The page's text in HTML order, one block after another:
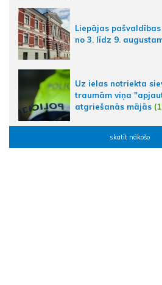
Liepājas
no 3. līdz 9.
Uz ielas notriekta
traumām viņa
atgriešanās mājās
skatīt nākošo